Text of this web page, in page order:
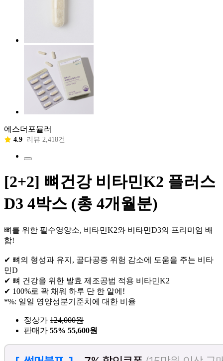
에스더포뮬러
4.9 리뷰 2,418건
[2+2] 뼈건강 비타민K2 플러스
D3 4박스 (총 4개월분)
뼈를 위한 필수영양소, 비타민K2와 비타민D3의 프리미엄 배
합!
✔ 뼈의 형성과 유지, 골다공증 위험 감소에 도움을 주는 비타
민D
✔ 뼈 건강을 위한 발효 제조공법 적용 비타민K2
✔ 100%로 꽉 채워 하루 단 한 알에!
*%: 일일 영양성분기준치에 대한 비율
정상가 124,000원
판매가 55% 55,600원